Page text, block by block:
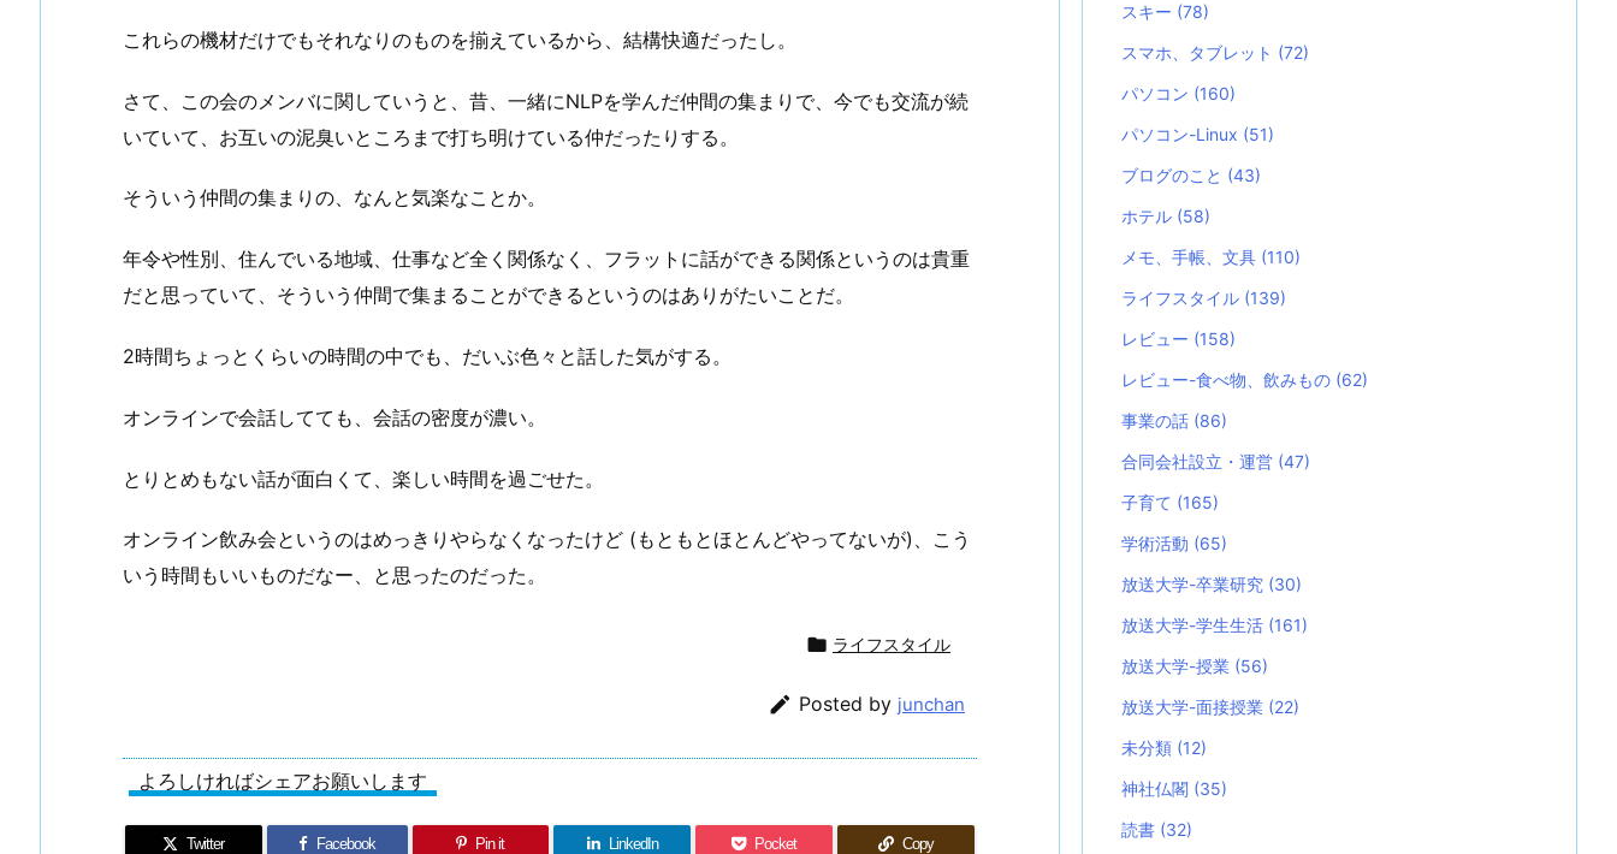
これらの機材だけでもそれなりのものを揃えているから、結構快適だったし。
さて、この会のメンバに関していうと、昔、一緒にNLPを学んだ仲間の集まりで、今でも交流が続
いていて、お互いの泥臭いところまで打ち明けている仲だったりする。
そういう仲間の集まりの、なんと気楽なことか。
年令や性別、住んでいる地域、仕事など全く関係なく、フラットに話ができる関係というのは貴重
だと思っていて、そういう仲間で集まることができるというのはありがたいことだ。
2時間ちょっとくらいの時間の中でも、だいぶ色々と話した気がする。
オンラインで会話してても、会話の密度が濃い。
とりとめもない話が面白くて、楽しい時間を過ごせた。
オンライン飲み会というのはめっきりやらなくなったけど (もともとほとんどやってないが)、こう
いう時間もいいものだなー、と思ったのだった。
 ライフスタイル
 Posted by junchan
よろしければシェアお願いします
Twitter Facebook Pin it LinkedIn Pocket Copy
スキー (78)
スマホ、タブレット (72)
パソコン (160)
パソコン-Linux (51)
ブログのこと (43)
ホテル (58)
メモ、手帳、文具 (110)
ライフスタイル (139)
レビュー (158)
レビュー-食べ物、飲みもの (62)
事業の話 (86)
合同会社設立・運営 (47)
子育て (165)
学術活動 (65)
放送大学-卒業研究 (30)
放送大学-学生生活 (161)
放送大学-授業 (56)
放送大学-面接授業 (22)
未分類 (12)
神社仏閣 (35)
読書 (32)